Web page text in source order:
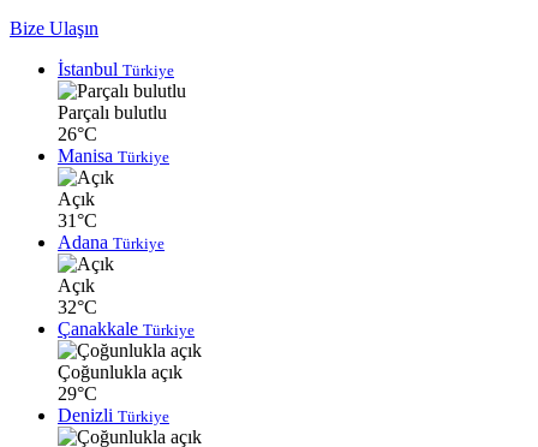
Bize Ulaşın
İstanbul Türkiye
Parçalı bulutlu
26°C
Manisa Türkiye
Açık
31°C
Adana Türkiye
Açık
32°C
Çanakkale Türkiye
Çoğunlukla açık
29°C
Denizli Türkiye